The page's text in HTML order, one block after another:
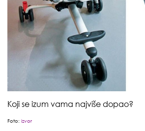
Koji se izum vama najviše dopao?
Foto: izvor